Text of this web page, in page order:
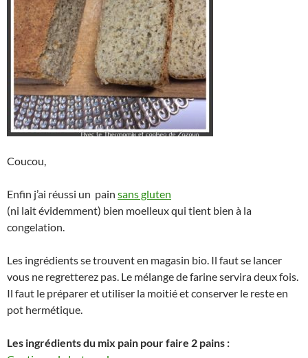
Coucou,
Enfin j’ai réussi un pain sans gluten
(ni lait évidemment) bien moelleux qui tient bien à la
congelation.
Les ingrédients se trouvent en magasin bio. Il faut se lancer
vous ne regretterez pas. Le mélange de farine servira deux fois.
Il faut le préparer et utiliser la moitié et conserver le reste en
pot hermétique.
Les ingrédients du mix pain pour faire 2 pains :